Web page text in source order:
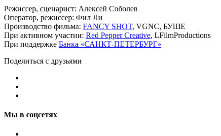
Режиссер, сценарист: Алексей Соболев
Оператор, режиссер: Фил Ли
Производство фильма: FANCY SHOT, VGNC, БУШЕ
При активном участии: Red Pepper Creative, LFilmProductions
При поддержке Банка «САНКТ-ПЕТЕРБУРГ»
Поделиться с друзьями
Мы в соцсетях